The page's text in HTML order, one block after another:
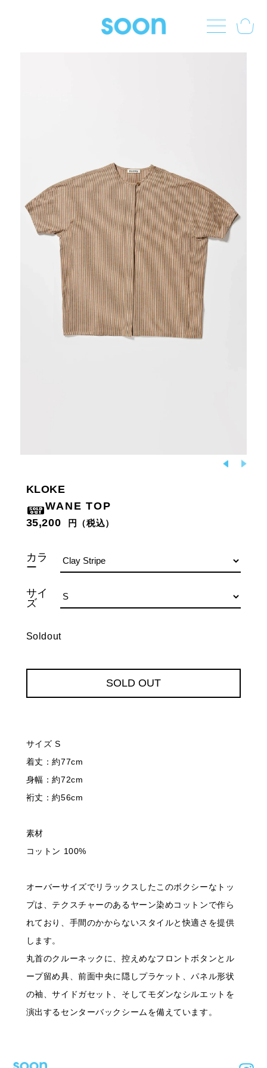
KLOKE
WANE TOP
35,200
円（税込）
カラ
ー
サイ
ズ
Soldout
SOLD OUT
サイズ S
着丈：約77cm
身幅：約72cm
裄丈：約56cm
素材
コットン 100%
オーバーサイズでリラックスしたこのボクシーなトッ
プは、テクスチャーのあるヤーン染めコットンで作ら
れており、手間のかからないスタイルと快適さを提供
します。
丸首のクルーネックに、控えめなフロントボタンとル
ープ留め具、前面中央に隠しプラケット、パネル形状
の袖、サイドガセット、そしてモダンなシルエットを
演出するセンターバックシームを備えています。